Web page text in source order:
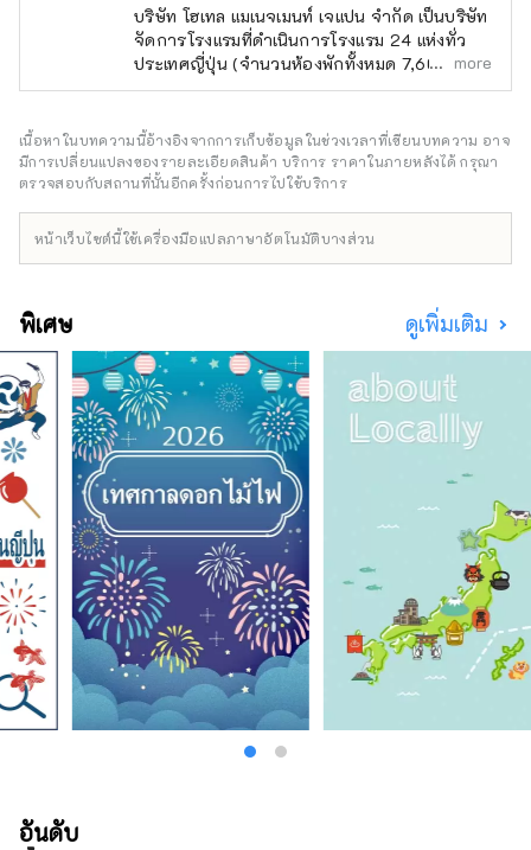
Spa เป็นโรงแรมอย่างเป็นทางการของ
Junglia โอกินาว่า ซึ่งตั้งอยู่ใน เมืองนา
โงะ จังหวัดโอกินาว่า ว่า
บริษัท โฮเทล แมเนจเมนท์ เจแปน จำกัด เป็นบริษัท
จัดการโรงแรมที่ดำเนินการโรงแรม 24 แห่งทั่ว
ประเทศญี่ปุ่น (จำนวนห้องพักทั้งหมด 7,601 ห้อง)
นอกเหนือจากแบรนด์ของตนเองอย่าง "โอเรียน
แล้ว บริษัทยังบริหารและจัดการโรงแรมอีกหลาย
แห่ง เช่น "ฮิลตัน" "เชอราตัน" และ "โรงแรมนิกโก้"
more
เนื้อหาในบทความนี้อ้างอิงจากการเก็บข้อมูลในช่วงเวลาที่เขียนบทความ อาจ
มีการเปลี่ยนแปลงของรายละเอียดสินค้า บริการ ราคาในภายหลังได้ กรุณา
ตรวจสอบกับสถานที่นั้นอีกครั้งก่อนการไปใช้บริการ
หน้าเว็บไซต์นี้ใช้เครื่องมือแปลภาษาอัตโนมัติบางส่วน
พิเศษ ดูเพิ่มเติม
อันดับ